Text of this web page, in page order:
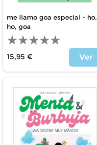
me llamo goa especial - ho,
ho, goa
15,95 €
Ver